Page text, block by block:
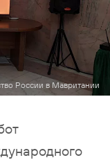
России в Мавритании